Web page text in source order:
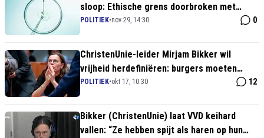
sloop: Ethische grens doorbroken met
'Frankenstein-wet'!
POLITIEK•nov 29, 14:30 0
ChristenUnie-leider Mirjam Bikker wil
vrijheid herdefiniëren: burgers moeten
“liefhebben in plaats van denken”
POLITIEK•okt 17, 10:30 12
Bikker (ChristenUnie) laat VVD keihard
vallen: “Ze hebben spijt als haren op hun